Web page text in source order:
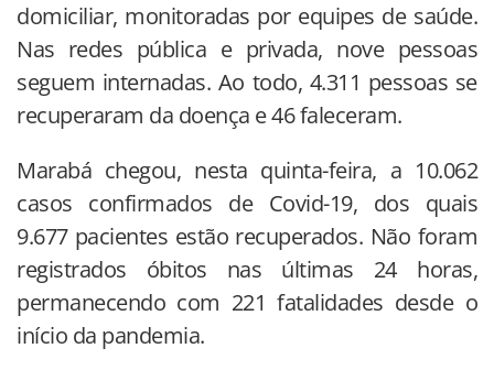
domiciliar, monitoradas por equipes de saúde.
Nas redes pública e privada, nove pessoas
seguem internadas. Ao todo, 4.311 pessoas se
recuperaram da doença e 46 faleceram.
Marabá chegou, nesta quinta-feira, a 10.062
casos confirmados de Covid-19, dos quais
9.677 pacientes estão recuperados. Não foram
registrados óbitos nas últimas 24 horas,
permanecendo com 221 fatalidades desde o
início da pandemia.